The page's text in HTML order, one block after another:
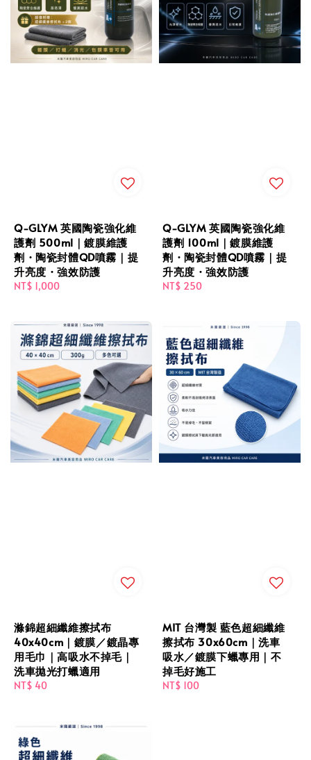
Q-GLYM 英國陶瓷強化維
護劑 500ml｜鍍膜維護
劑・陶瓷封體QD噴霧｜提
升亮度・強效防護
Regular
NT$ 1,000
Q-GLYM 英國陶瓷強化維
護劑 100ml｜鍍膜維護
劑・陶瓷封體QD噴霧｜提
升亮度・強效防護
Regular
NT$ 250
滌錦超細纖維擦拭布
40x40cm｜鍍膜／鍍晶專
用毛巾｜高吸水不掉毛｜
洗車拋光打蠟適用
Regular
NT$ 40
MIT 台灣製 藍色超細纖維
擦拭布 30x60cm｜洗車
吸水／鍍膜下蠟專用｜不
掉毛好施工
Regular
NT$ 100